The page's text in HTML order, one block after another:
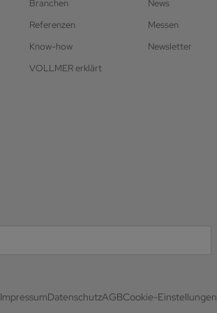
Branchen
Referenzen
Know-how
VOLLMER erklärt
News
Messen
Newsletter
ImpressumDatenschutzAGBCookie-Einstellungen